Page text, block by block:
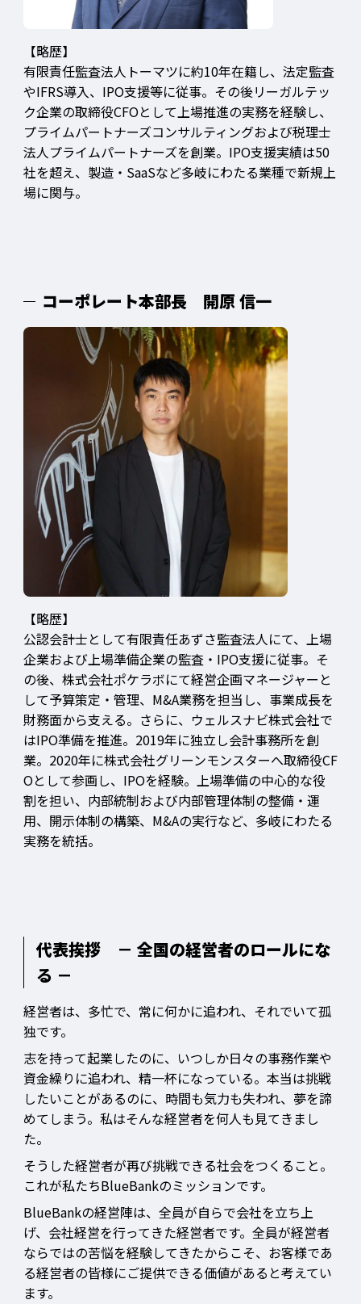
【略歴】
有限責任監査法人トーマツに約10年在籍し、法定監査
やIFRS導入、IPO支援等に従事。その後リーガルテッ
ク企業の取締役CFOとして上場推進の実務を経験し、
プライムパートナーズコンサルティングおよび税理士
法人プライムパートナーズを創業。IPO支援実績は50
社を超え、製造・SaaSなど多岐にわたる業種で新規上
場に関与。
コーポレート本部長 開原 信一
【略歴】
公認会計士として有限責任あずさ監査法人にて、上場
企業および上場準備企業の監査・IPO支援に従事。そ
の後、株式会社ポケラボにて経営企画マネージャーと
して予算策定・管理、M&A業務を担当し、事業成長を
財務面から支える。さらに、ウェルスナビ株式会社で
はIPO準備を推進。2019年に独立し会計事務所を創
業。2020年に株式会社グリーンモンスターへ取締役CF
Oとして参画し、IPOを経験。上場準備の中心的な役
割を担い、内部統制および内部管理体制の整備・運
用、開示体制の構築、M&Aの実行など、多岐にわたる
実務を統括。
代表挨拶 － 全国の経営者のロールにな
る －
経営者は、多忙で、常に何かに追われ、それでいて孤
独です。
志を持って起業したのに、いつしか日々の事務作業や
資金繰りに追われ、精一杯になっている。本当は挑戦
したいことがあるのに、時間も気力も失われ、夢を諦
めてしまう。私はそんな経営者を何人も見てきまし
た。
そうした経営者が再び挑戦できる社会をつくること。
これが私たちBlueBankのミッションです。
BlueBankの経営陣は、全員が自らで会社を立ち上
げ、会社経営を行ってきた経営者です。全員が経営者
ならではの苦悩を経験してきたからこそ、お客様であ
る経営者の皆様にご提供できる価値があると考えてい
ます。